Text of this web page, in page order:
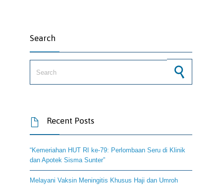
Search
 Recent Posts
“Kemeriahan HUT RI ke-79: Perlombaan Seru di Klinik
dan Apotek Sisma Sunter”
Melayani Vaksin Meningitis Khusus Haji dan Umroh